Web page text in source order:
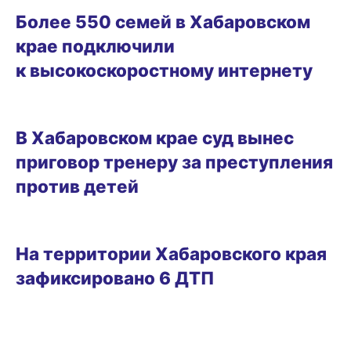
Более 550 семей в Хабаровском
крае подключили
к высокоскоростному интернету
В Хабаровском крае суд вынес
приговор тренеру за преступления
против детей
На территории Хабаровского края
зафиксировано 6 ДТП